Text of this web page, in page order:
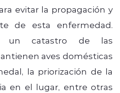
evitar la propagación y
de esta enfermedad.
un catastro de las
aves domésticas
la priorización de la
en el lugar, entre otras